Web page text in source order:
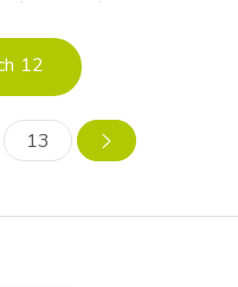
na TOG hodnotu,
určuje hřejivost spacích
a dek. Čím vyšší je
Spací pytel má
TOG 0,5, jedná se
12
13